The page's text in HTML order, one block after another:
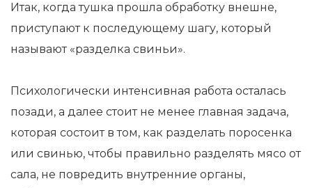
Итак, когда тушка прошла обработку внешне,
приступают к последующему шагу, который
называют «разделка свиньи».
Психологически интенсивная работа осталась
позади, а далее стоит не менее главная задача,
которая состоит в том, как разделать поросенка
или свинью, чтобы правильно разделять мясо от
сала, не повредить внутренние органы,